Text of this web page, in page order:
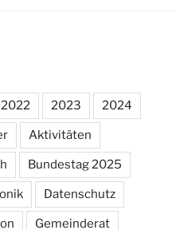
2022 2023 2024
Aktivitäten
Bundestag 2025
Datenschutz
Gemeinderat